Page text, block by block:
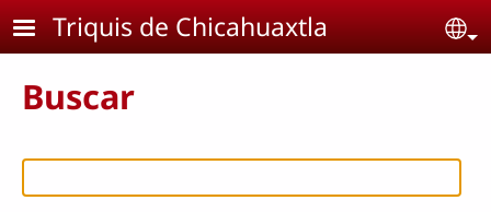
Pasar al contenido principal
Triquis de Chicahuaxtla
Buscar